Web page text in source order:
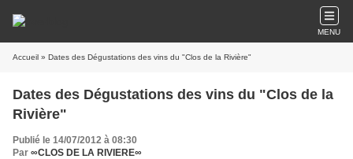
MENU
Accueil » Dates des Dégustations des vins du "Clos de la Rivière"
Dates des Dégustations des vins du "Clos de la
Rivière"
Publié le 14/07/2012 à 08:30
Par ∞CLOS DE LA RIVIERE∞